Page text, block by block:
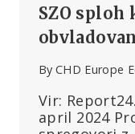
SZO sploh
By CHD Europe
Vir:
april 2024